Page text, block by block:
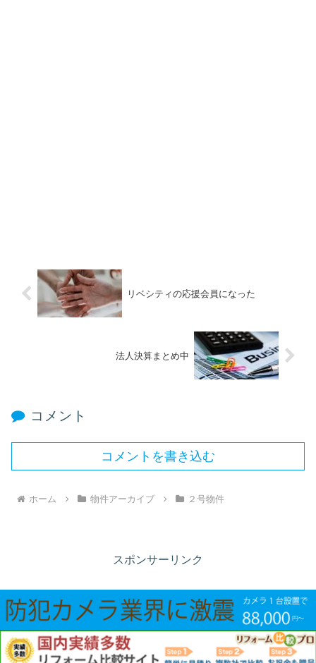
リベシティの応援会員になった
法人決算まとめ中
コメント
コメントを書き込む
ホーム 物件アーカイブ ２号物件
スポンサーリンク